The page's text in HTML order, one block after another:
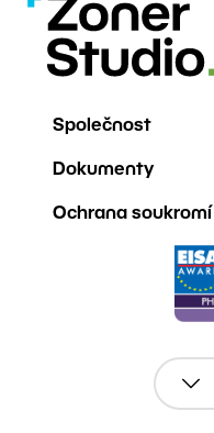
Společnost
Dokumenty
Ochrana soukromí